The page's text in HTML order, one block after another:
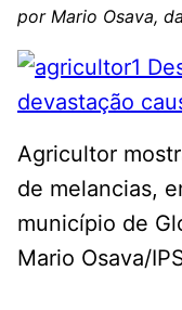
por Mario Osava,
Agricultor
de melancias,
município de
Mario Osava/